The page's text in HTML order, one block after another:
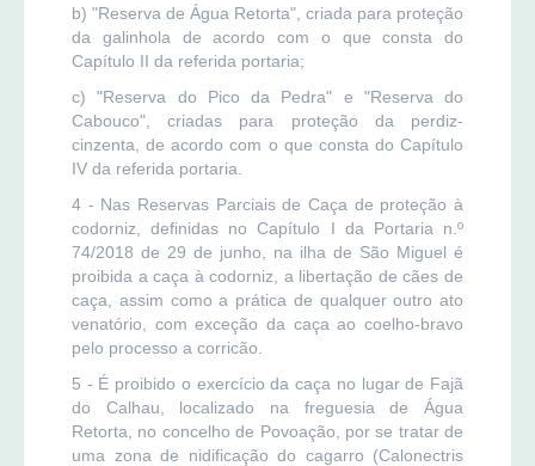
b) "Reserva de Água Retorta", criada para proteção
da galinhola de acordo com o que consta do
Capítulo II da referida portaria;
c) "Reserva do Pico da Pedra" e "Reserva do
Cabouco", criadas para proteção da perdiz-
cinzenta, de acordo com o que consta do Capítulo
IV da referida portaria.
4 - Nas Reservas Parciais de Caça de proteção à
codorniz, definidas no Capítulo I da Portaria n.º
74/2018 de 29 de junho, na ilha de São Miguel é
proibida a caça à codorniz, a libertação de cães de
caça, assim como a prática de qualquer outro ato
venatório, com exceção da caça ao coelho-bravo
pelo processo a corricão.
5 - É proibido o exercício da caça no lugar de Fajã
do Calhau, localizado na freguesia de Água
Retorta, no concelho de Povoação, por se tratar de
uma zona de nidificação do cagarro (Calonectris